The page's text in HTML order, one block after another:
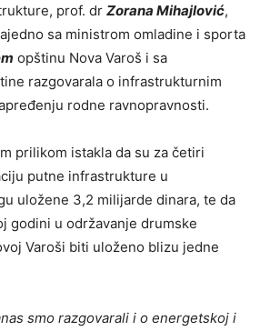
prof. dr Zorana Mihajlović,
sa ministrom omladine i sporta
opštinu Nova Varoš i sa
razgovarala o infrastrukturnim
rodne ravnopravnosti.
prilikom istakla da su za četiri
putne infrastrukture u
uložene 3,2 milijarde dinara, te da
godini u održavanje drumske
Varoši biti uloženo blizu jedne
smo razgovarali i o energetskoj i